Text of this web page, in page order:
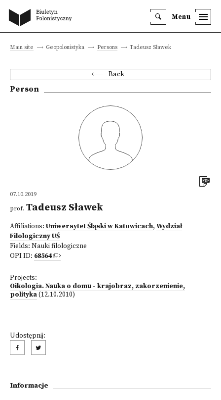
Menu
Main site Geopolonistyka Persons Tadeusz Sławek
Back
Person
07.10.2019
prof. Tadeusz Sławek
Affiliations: Uniwersytet Śląski w Katowicach, Wydział
Filologiczny UŚ
Fields: Nauki filologiczne
OPI ID: 68564
Projects:
Oikologia. Nauka o domu - krajobraz, zakorzenienie,
polityka(12.10.2010)
Udostępnij:
Informacje